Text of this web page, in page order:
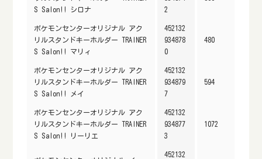
S Salon!! シロナ
2
ポケモンセンターオリジナル アク
リルスタンドキーホルダー TRAINER
S Salon!! マリィ
452132
934878
0
480
ポケモンセンターオリジナル アク
リルスタンドキーホルダー TRAINER
S Salon!! メイ
452132
934879
7
594
ポケモンセンターオリジナル アク
リルスタンドキーホルダー TRAINER
S Salon!! リーリエ
452132
934877
3
1072
452132